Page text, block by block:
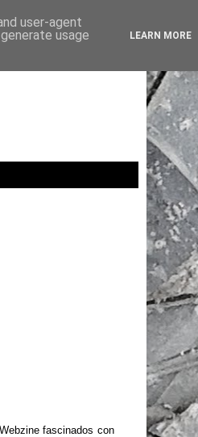
fascinados con
user-agent
usage
LEARN MORE